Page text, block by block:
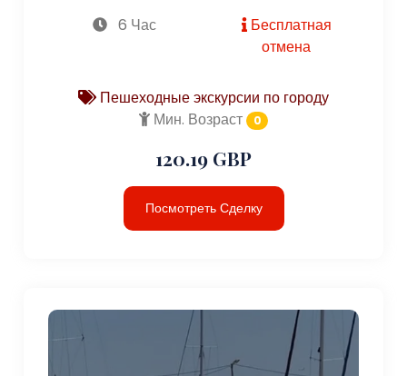
6 Час
Бесплатная
отмена
Пешеходные экскурсии по городу
Мин. Возраст
0
120.19 GBP
Посмотреть Сделку